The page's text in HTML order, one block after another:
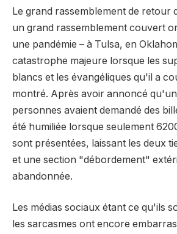
Le grand rassemblement de retour
un grand rassemblement couvert
une pandémie – à Tulsa, en
catastrophe majeure lorsque les
blancs et les évangéliques qu'il a
montré. Après avoir annoncé
personnes avaient demandé des
été humiliée lorsque seulement
sont présentées, laissant les deux
et une section "débordement"
abandonnée.
Les médias sociaux étant ce qu'ils
les sarcasmes ont encore